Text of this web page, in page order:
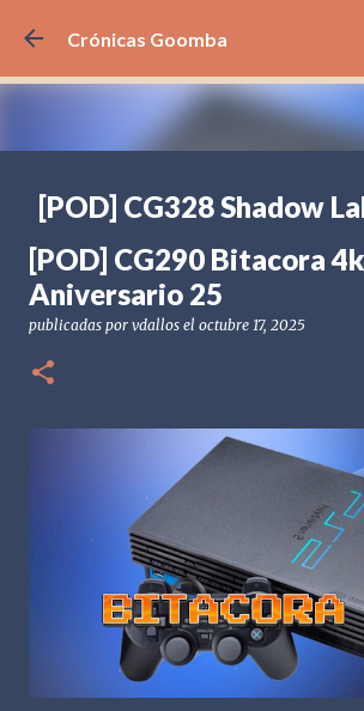
Ir al contenido principal
Crónicas Goomba
[POD] CG328 Shadow
[PS5] PLAYSTATION 5
SHADOW LABYRINTH
[POD] CG290 Bitacora
Aniversario 25
publicadas por vdallos el octubre 17, 2025